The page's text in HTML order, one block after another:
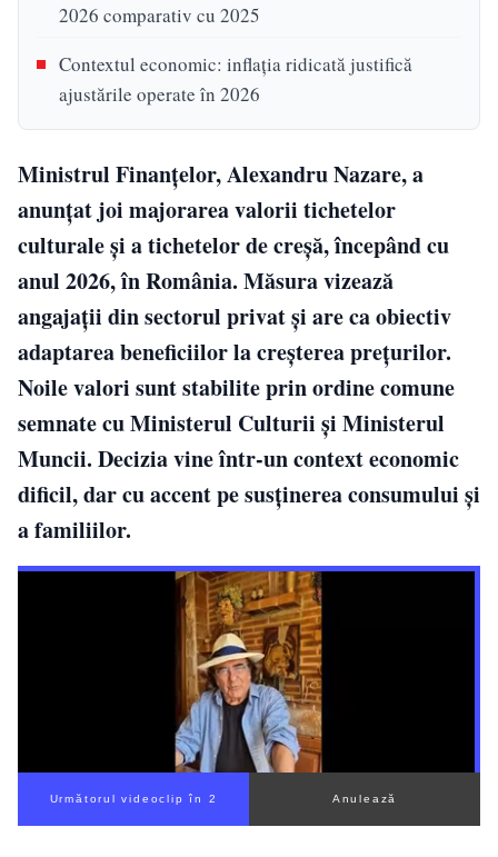
2026 comparativ cu 2025
Contextul economic: inflația ridicată justifică
ajustările operate în 2026
Ministrul Finanțelor, Alexandru Nazare, a
anunțat joi majorarea valorii tichetelor
culturale și a tichetelor de creșă, începând cu
anul 2026, în România. Măsura vizează
angajații din sectorul privat și are ca obiectiv
adaptarea beneficiilor la creșterea prețurilor.
Noile valori sunt stabilite prin ordine comune
semnate cu Ministerul Culturii și Ministerul
Muncii. Decizia vine într-un context economic
dificil, dar cu accent pe susținerea consumului și
a familiilor.
Următorul videoclip în 1 Anulează